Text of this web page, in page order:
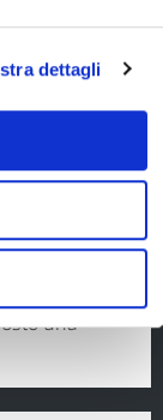
dettagli
di 15
l'acconto
o, se
una